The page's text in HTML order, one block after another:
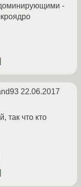
-
22.06.2017
так что кто